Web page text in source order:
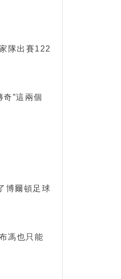
隊出賽122
”這兩個
博爾頓足球
馮也只能